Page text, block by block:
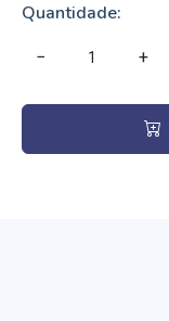
Quantidade:
− +